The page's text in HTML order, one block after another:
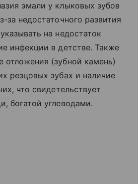
эмали у клыковых зубов
за недостаточного развития
на недостаток
инфекции в детстве. Также
отложения (зубной камень)
резцовых зубах и наличие
что свидетельствует
богатой углеводами.